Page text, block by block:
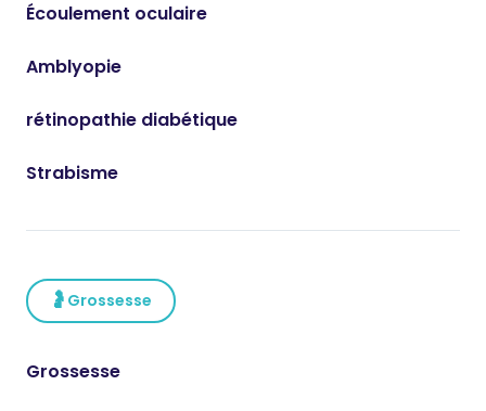
Écoulement oculaire
Amblyopie
rétinopathie diabétique
Strabisme
🤰 Grossesse
Grossesse